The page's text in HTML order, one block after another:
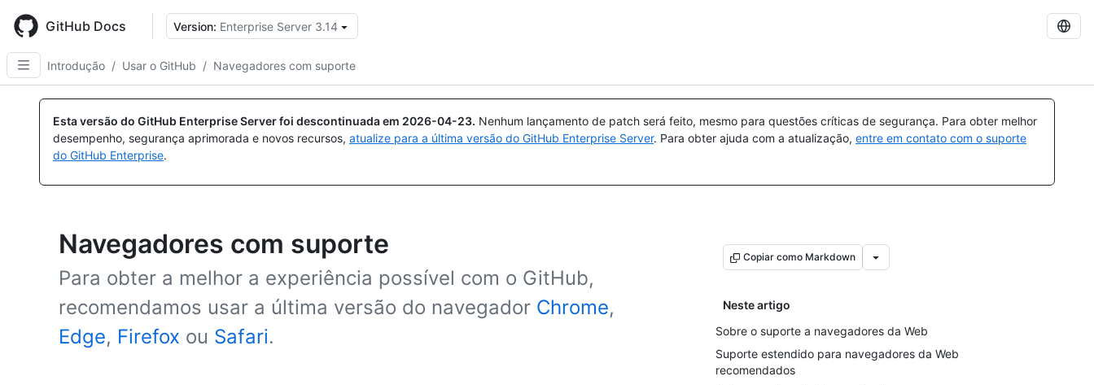
main
content
GitHub Docs Version: Enterprise Server 3.14
Introdução / Usar o GitHub / Navegadores com suporte
Esta versão do GitHub Enterprise Server foi descontinuada em 2026-04-23. Nenhum lançamento de patch será feito, mesmo para questões críticas de segurança. Para obter melhor
desempenho, segurança aprimorada e novos recursos, atualize para a última versão do GitHub Enterprise Server. Para obter ajuda com a atualização, entre em contato com o suporte
do GitHub Enterprise.
Navegadores com suporte
Para obter a melhor a experiência possível com o GitHub,
recomendamos usar a última versão do navegador Chrome,
Edge, Firefox ou Safari.
Copiar como Markdown
Neste artigo
Sobre o suporte a navegadores da Web
Suporte estendido para navegadores da Web
recomendados